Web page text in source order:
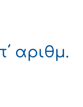
αριθμ.